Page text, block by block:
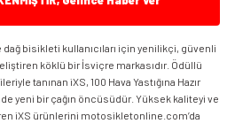
dağ bisikleti kullanıcıları için yenilikçi, güvenli
köklü bir İsviçre markasıdır. Ödüllü
tanınan iXS, 100 Hava Yastığına Hazır
yeni bir çağın öncüsüdür. Yüksek kaliteyi ve
iXS ürünlerini motosikletonline.com’da